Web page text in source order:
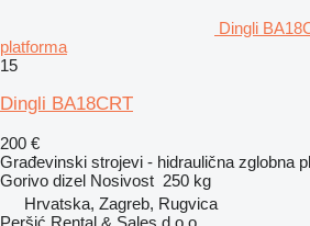
Dingli
platforma
15
Dingli BA18CRT
200 €
Građevinski strojevi - hidraulična zglobna
Gorivo dizel Nosivost 250 kg
Hrvatska, Zagreb, Rugvica
Peršić Rental & Sales d.o.o.